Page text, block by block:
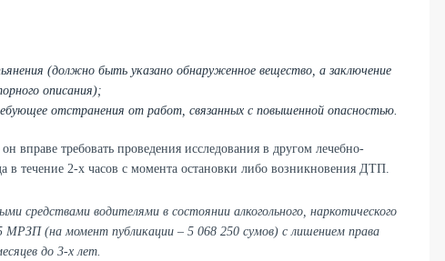
(должно быть указано обнаруженное вещество, а заключение
описания);
отстранения от работ, связанных с повышенной опасностью.
вправе требовать проведения исследования в другом лечебно-
в течение 2-х часов с момента остановки либо возникновения ДТП.
средствами водителями в состоянии алкогольного, наркотического
МРЗП (на момент публикации – 5 068 250 сумов) с лишением права
до 3-х лет.